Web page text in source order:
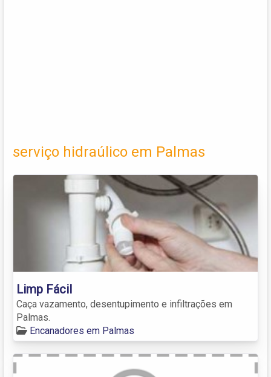
serviço hidraúlico em Palmas
Limp Fácil
Caça vazamento, desentupimento e infiltrações em
Palmas.
Encanadores em Palmas